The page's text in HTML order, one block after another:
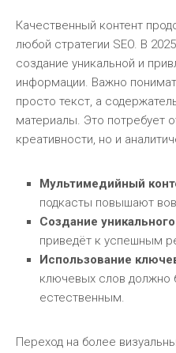
Качественный контент
любой стратегии SEO. В
создание уникальной и
информации. Важно
просто текст, а
материалы. Это потребует
креативности, но и
Мультимедийный
подкасты повышают
Создание
приведёт к успешным
Использование
ключевых слов должно
естественным.
Переход на более